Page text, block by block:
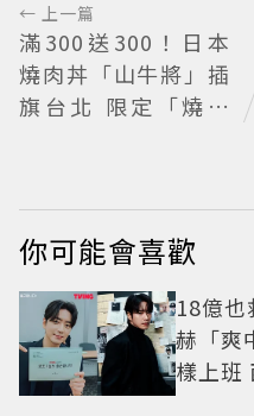
← 上一篇
滿300送300！日本
燒肉丼「山牛將」插
旗台北 限定「燒肉
你可能會喜歡
18億
赫「爽
樣上班